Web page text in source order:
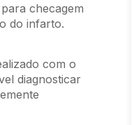
checagem
do infarto.
com o
diagnosticar